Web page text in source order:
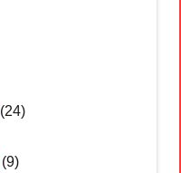
(24)
(9)